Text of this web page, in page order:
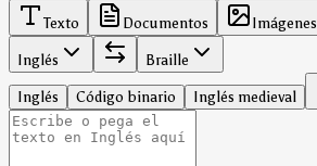
Texto Documentos
Imágenes
Inglés
Braille
Inglés
Código binario Inglés medieval